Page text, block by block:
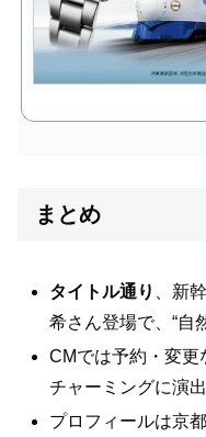
まとめ
タイトル通り
、新
希さん登場で、“自
CMでは予約・変更
チャーミングに演出
プロフィールは京